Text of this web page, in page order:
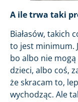
A ile trwa taki
Białasów, takich
to jest minimum.
bo albo nie
dzieci, albo coś,
że skracam to,
wychodząc. Ale